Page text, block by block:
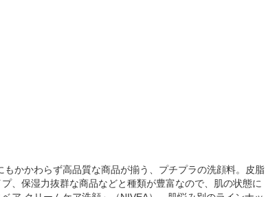
かかわらず高品質な商品が揃う、プチプラの洗顔料。皮脂
、保湿力抜群な商品などと種類が豊富なので、肌の状態に